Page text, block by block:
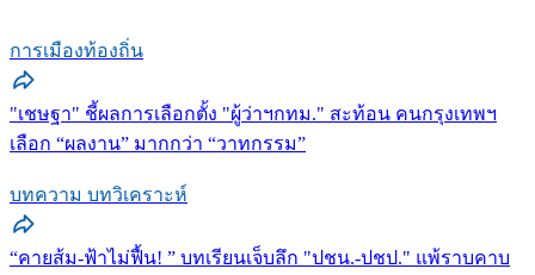
การเมืองท้องถิ่น
"เชษฐา" ชี้ผลการเลือกตั้ง "ผู้ว่าฯกทม." สะท้อน คนกรุงเทพฯ
เลือก “ผลงาน” มากกว่า “วาทกรรม”
บทความ บทวิเคราะห์
“คายส้ม-ฟ้าไม่ฟื้น! ” บทเรียนเจ็บลึก "ปชน.-ปชป." แพ้ราบคาบ